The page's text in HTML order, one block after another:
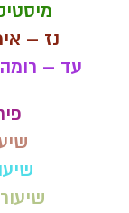
נז –
עד –